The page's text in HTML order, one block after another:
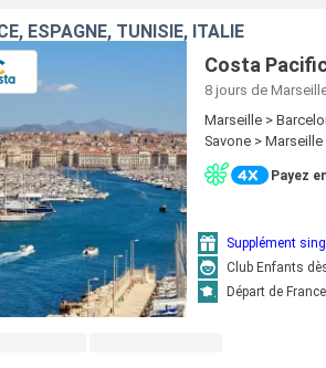
ESPAGNE, TUNISIE, ITALIE
Costa
8 jours de
Marseille >
Savone > Marseille
Payez
Supplément
Club Enfants
Départ de France